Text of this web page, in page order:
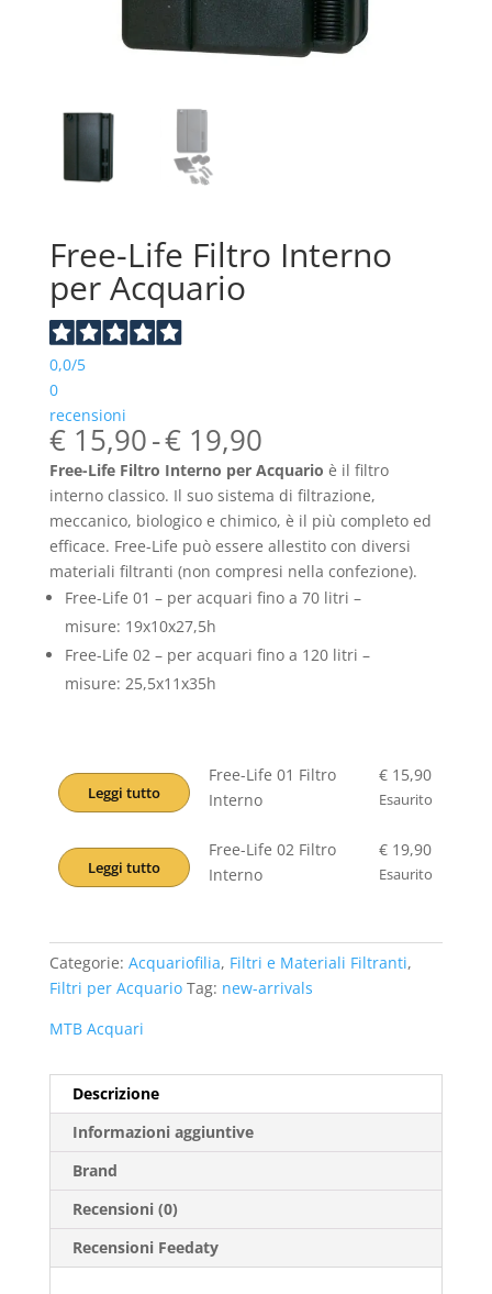
Free-Life Filtro Interno
per Acquario
0,0/5
0
recensioni
€15,90-€19,90Fascia
di
prezzo:
da
€ 15,90
a
€ 19,90
Free-Life Filtro Interno per Acquario è il filtro
interno classico. Il suo sistema di filtrazione,
meccanico, biologico e chimico, è il più completo ed
efficace. Free-Life può essere allestito con diversi
materiali filtranti (non compresi nella confezione).
Free-Life 01 – per acquari fino a 70 litri –
misure: 19x10x27,5h
Free-Life 02 – per acquari fino a 120 litri –
misure: 25,5x11x35h
Leggi tutto
Free-Life 01 Filtro
Interno
€ 15,90
Esaurito
Leggi tutto
Free-Life 02 Filtro
Interno
€ 19,90
Esaurito
Categorie: Acquariofilia, Filtri e Materiali Filtranti,
Filtri per Acquario Tag: new-arrivals
MTB Acquari
Descrizione
Informazioni aggiuntive
Brand
Recensioni (0)
Recensioni Feedaty